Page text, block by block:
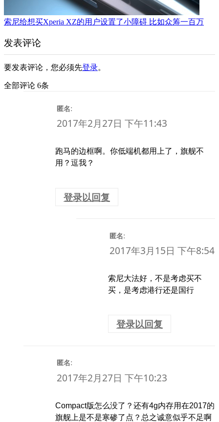
索尼给想买Xperia XZ的用户设置了小障碍 比如众筹一百万
发表评论
要发表评论，您必须先登录。
全部评论 6条
匿名:
2017年2月27日 下午11:43
跑马的边框啊。你低端机都用上了，旗舰不
用？逗我？
登录以回复
匿名:
2017年3月15日 下午8:54
索尼大法好，不是考虑买不
买，是考虑港行还是国行
登录以回复
匿名:
2017年2月27日 下午10:23
Compact版怎么没了？还有4g内存用在2017的
旗舰上是不是寒碜了点？总之诚意似乎不足啊